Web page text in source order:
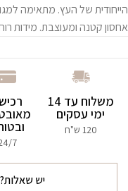
הייחודית של העץ. מתאימה
אחסון קטנה ומעוצבת. מידות רוחב: 40 ס״מ עומק: 30 ס״מ גובה:
משלוח עד 14
ימי עסקים
120 ש"ח
7
יש